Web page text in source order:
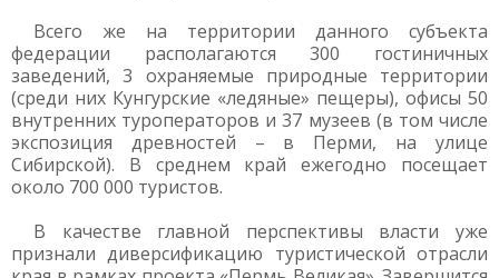
Всего же на территории данного субъекта
федерации располагаются 300 гостиничных
заведений, 3 охраняемые природные территории
(среди них Кунгурские «ледяные» пещеры), офисы 50
внутренних туроператоров и 37 музеев (в том числе
экспозиция древностей – в Перми, на улице
Сибирской). В среднем край ежегодно посещает
около 700 000 туристов.
В качестве главной перспективы власти уже
признали диверсификацию туристической отрасли